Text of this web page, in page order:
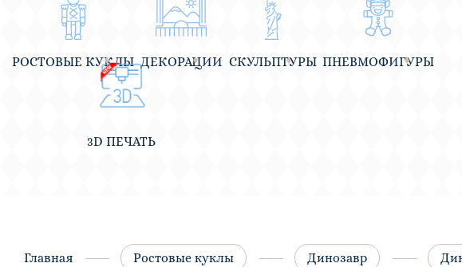
РОСТОВЫЕ КУКЛЫ ДЕКОРАЦИИ СКУЛЬПТУРЫ ПНЕВМОФИГУРЫ
3D ПЕЧАТЬ
Главная Ростовые куклы Динозавр